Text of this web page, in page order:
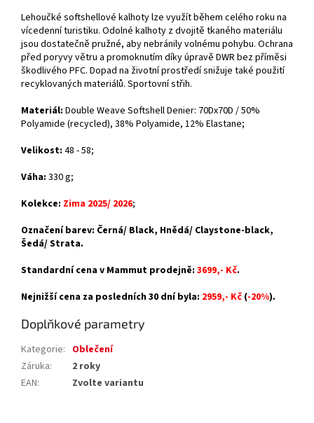
Lehoučké softshellové kalhoty lze využít během celého roku na
vícedenní turistiku. Odolné kalhoty z dvojitě tkaného materiálu
jsou dostatečně pružné, aby nebránily volnému pohybu. Ochrana
před poryvy větru a promoknutím díky úpravě DWR bez příměsi
škodlivého PFC. Dopad na životní prostředí snižuje také použití
recyklovaných materiálů. Sportovní střih.
Materiál: Double Weave Softshell Denier: 70Dx70D / 50%
Polyamide (recycled), 38% Polyamide, 12% Elastane;
Velikost: 48 - 58;
Váha: 330 g;
Kolekce: Zima 2025/ 2026;
Označení barev: Černá/ Black, Hnědá/ Claystone-black,
Šedá/ Strata.
Standardní cena v Mammut prodejně: 3699,- Kč.
Nejnižší cena za posledních 30 dní byla: 2959,- Kč (-20%).
Doplňkové parametry
Kategorie: Oblečení
Záruka:
2 roky
EAN: Zvolte variantu